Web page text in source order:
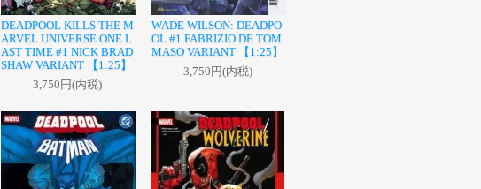
DEADPOOL KILLS THE M
ARVEL UNIVERSE ONE L
AST TIME #1 NICK BRAD
SHAW VARIANT 【1:25】
3,750円(内税)
WADE WILSON: DEADPO
OL #1 FABRIZIO DE TOM
MASO VARIANT 【1:25】
3,750円(内税)